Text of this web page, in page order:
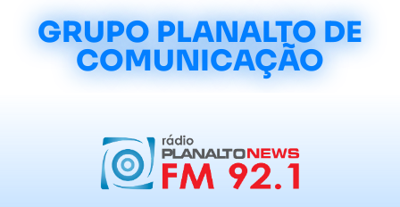
GRUPO PLANALTO DE
COMUNICAÇÃO